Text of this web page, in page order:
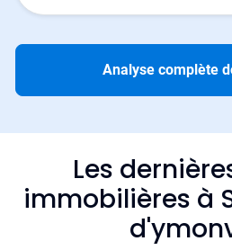
Analyse complète
Les
immobilières à